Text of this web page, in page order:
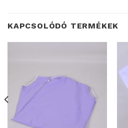
KAPCSOLÓDÓ TERMÉKEK